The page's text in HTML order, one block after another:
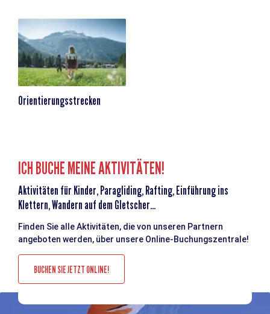
Orientierungsstrecken
ICH BUCHE MEINE AKTIVITÄTEN!
Aktivitäten für Kinder, Paragliding, Rafting, Einführung ins
Klettern, Wandern auf dem Gletscher...
Finden Sie alle Aktivitäten, die von unseren Partnern
angeboten werden, über unsere Online-Buchungszentrale!
BUCHEN SIE JETZT ONLINE!